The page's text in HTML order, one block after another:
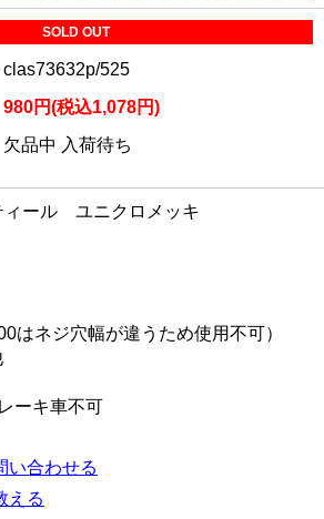
SOLD OUT
clas73632p/525
980円(税込1,078円)
欠品中 入荷待ち
ール ユニクロメッキ
ネジ穴幅が違うため使用不可）
ーキ車不可
い合わせる
える